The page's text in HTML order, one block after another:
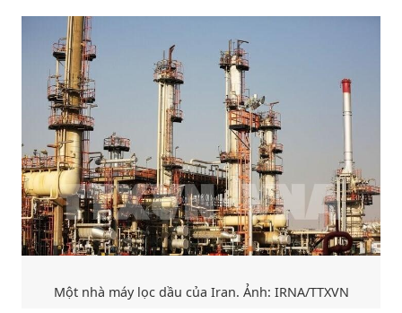
Một nhà máy lọc dầu của Iran. Ảnh: IRNA/TTXVN